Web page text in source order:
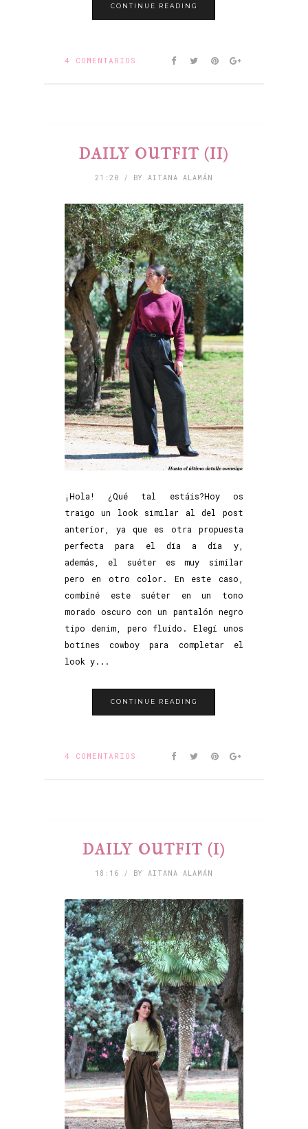
CONTINUE READING
4 COMENTARIOS
DAILY OUTFIT (II)
21:20 / BY AITANA ALAMÁN
¡Hola! ¿Qué tal estáis?Hoy os
traigo un look similar al del post
anterior, ya que es otra propuesta
perfecta para el día a día y,
además, el suéter es muy similar
pero en otro color. En este caso,
combiné este suéter en un tono
morado oscuro con un pantalón negro
tipo denim, pero fluido. Elegí unos
botines cowboy para completar el
look y...
CONTINUE READING
4 COMENTARIOS
DAILY OUTFIT (I)
18:16 / BY AITANA ALAMÁN